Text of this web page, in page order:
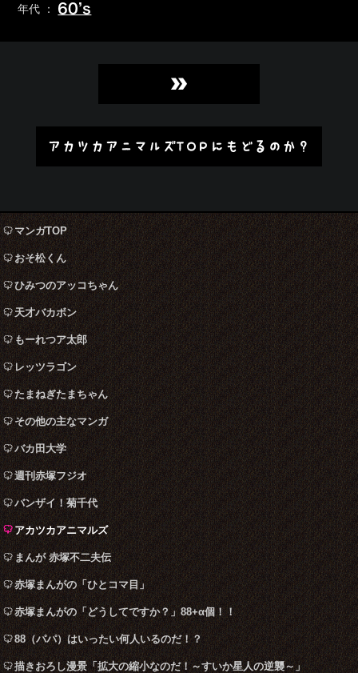
年代 ： 60’s
»
アカツカアニマルズTOPにもどるのか？
マンガTOP
おそ松くん
ひみつのアッコちゃん
天才バカボン
もーれつア太郎
レッツラゴン
たまねぎたまちゃん
その他の主なマンガ
バカ田大学
週刊赤塚フジオ
バンザイ！菊千代
アカツカアニマルズ
まんが 赤塚不二夫伝
赤塚まんがの「ひとコマ目」
赤塚まんがの「どうしてですか？」88+α個！！
88（パパ）はいったい何人いるのだ！？
描きおろし漫景「拡大の縮小なのだ！～すいか星人の逆襲～」